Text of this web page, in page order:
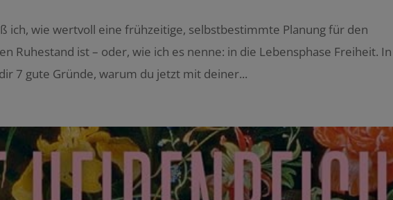
ich, wie wertvoll eine frühzeitige, selbstbestimmte Planung für den
Ruhestand ist – oder, wie ich es nenne: in die Lebensphase Freiheit. In
7 gute Gründe, warum du jetzt mit deiner...